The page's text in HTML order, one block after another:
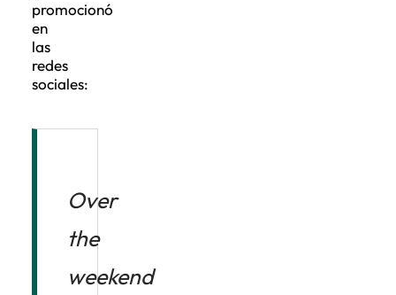
promocionó
en
las
redes
sociales:
Over
the
weekend